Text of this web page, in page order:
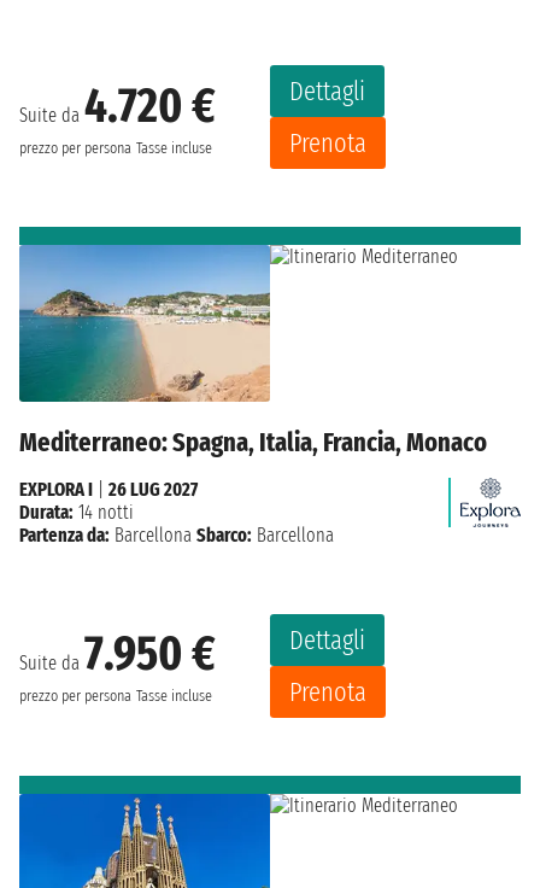
Suite da 4.720 €
prezzo per persona Tasse incluse
Dettagli
Prenota
Mediterraneo: Spagna, Italia, Francia, Monaco
Suite da 7.950 €
prezzo per persona Tasse incluse
Dettagli
Prenota
EXPLORA I
26 LUG 2027
Durata: 14 notti
Partenza da: Barcellona Sbarco: Barcellona